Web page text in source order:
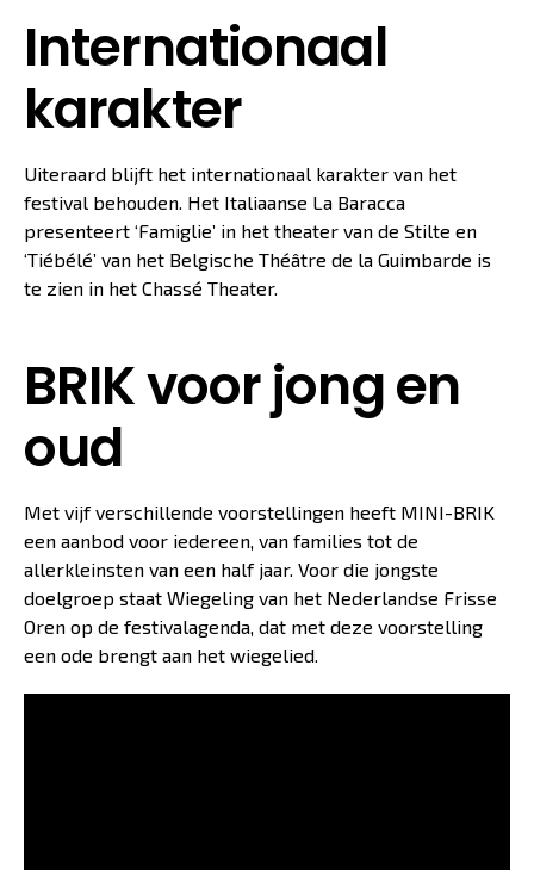
Internationaal
karakter
Uiteraard blijft het internationaal karakter van het
festival behouden. Het Italiaanse La Baracca
presenteert ‘Famiglie’ in het theater van de Stilte en
‘Tiébélé’ van het Belgische Théâtre de la Guimbarde is
te zien in het Chassé Theater.
BRIK voor jong en
oud
Met vijf verschillende voorstellingen heeft MINI-BRIK
een aanbod voor iedereen, van families tot de
allerkleinsten van een half jaar. Voor die jongste
doelgroep staat Wiegeling van het Nederlandse Frisse
Oren op de festivalagenda, dat met deze voorstelling
een ode brengt aan het wiegelied.